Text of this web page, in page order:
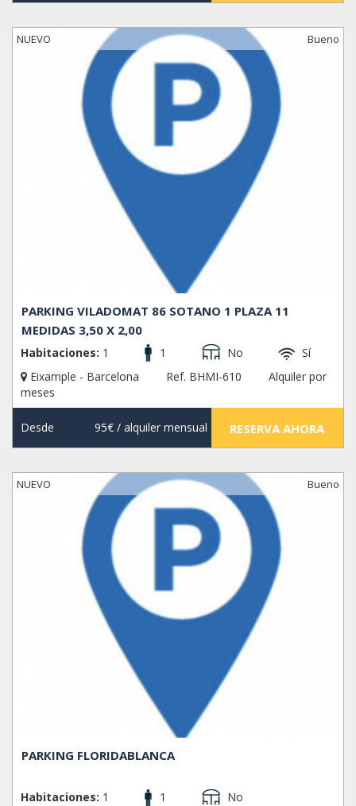
NUEVO Bueno
PARKING VILADOMAT 86 SOTANO 1 PLAZA 11
MEDIDAS 3,50 X 2,00
Habitaciones: 1 1 No
Sí
Eixample - Barcelona
Ref. BHMI-610
Alquiler por
meses
Desde 95€/ alquiler mensual RESERVA AHORA
NUEVO Bueno
PARKING FLORIDABLANCA
Habitaciones: 1 1
No